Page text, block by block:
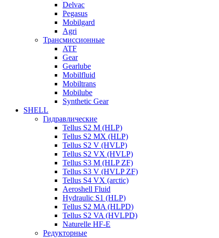
Delvac
Pegasus
Mobilgard
Agri
Трансмиссионные
ATF
Gear
Gearlube
Mobilfluid
Mobiltrans
Mobilube
Synthetic Gear
SHELL
Гидравлические
Tellus S2 M (HLP)
Tellus S2 MХ (HLP)
Tellus S2 V (HVLP)
Tellus S2 VX (HVLP)
Tellus S3 M (HLP ZF)
Tellus S3 V (HVLP ZF)
Tellus S4 VX (arctic)
Aeroshell Fluid
Hydraulic S1 (HLP)
Tellus S2 MA (HLPD)
Tellus S2 VA (HVLPD)
Naturelle HF-E
Редукторные